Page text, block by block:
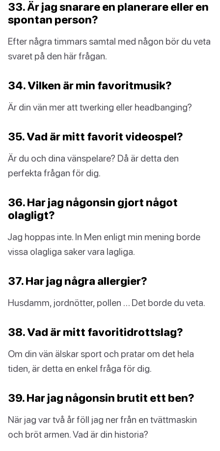
33. Är jag snarare en planerare eller en
spontan person?
Efter några timmars samtal med någon bör du veta
svaret på den här frågan.
34. Vilken är min favoritmusik?
Är din vän mer att twerking eller headbanging?
35. Vad är mitt favorit videospel?
Är du och dina vänspelare? Då är detta den
perfekta frågan för dig.
36. Har jag någonsin gjort något
olagligt?
Jag hoppas inte. In Men enligt min mening borde
vissa olagliga saker vara lagliga.
37. Har jag några allergier?
Husdamm, jordnötter, pollen … Det borde du veta.
38. Vad är mitt favoritidrottslag?
Om din vän älskar sport och pratar om det hela
tiden, är detta en enkel fråga för dig.
39. Har jag någonsin brutit ett ben?
När jag var två år föll jag ner från en tvättmaskin
och bröt armen. Vad är din historia?